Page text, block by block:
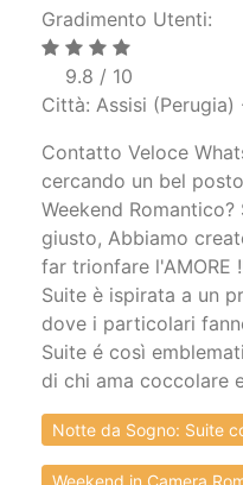
Gradimento Utenti:
9.8 / 10
Città: Assisi (Perugia)
Contatto Veloce
cercando un bel
Weekend
giusto, Abbiamo
far trionfare l'AMORE
Suite è ispirata a un
dove i particolari
Suite é così
di chi ama coccolare
Notte da Sogno: Suite